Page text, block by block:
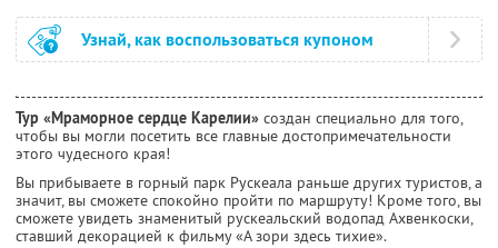
Узнай, как воспользоваться купоном
Тур «Мраморное сердце Карелии» создан специально для того,
чтобы вы могли посетить все главные достопримечательности
этого чудесного края!
Вы прибываете в горный парк Рускеала раньше других туристов, а
значит, вы сможете спокойно пройти по маршруту! Кроме того, вы
сможете увидеть знаменитый рускеальский водопад Ахвенкоски,
ставший декорацией к фильму «А зори здесь тихие».